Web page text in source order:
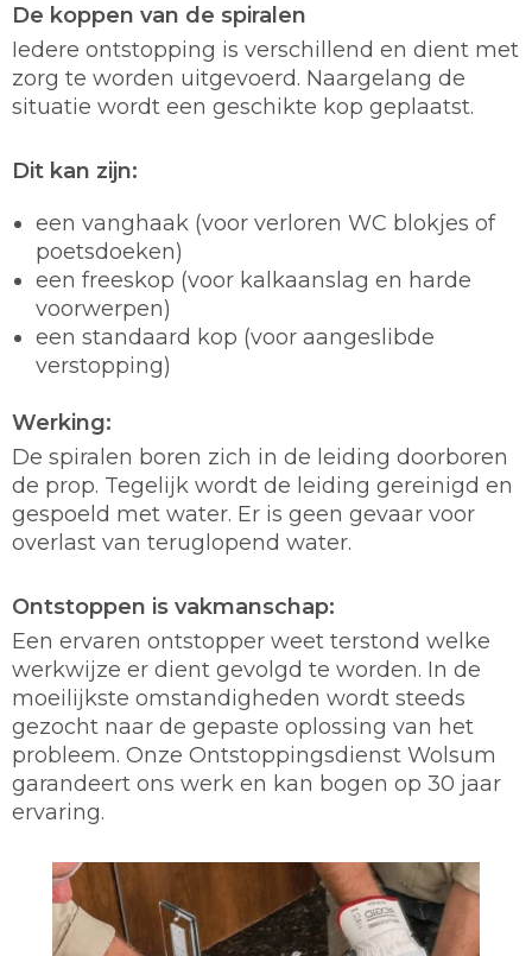
De koppen van de spiralen
Iedere ontstopping is verschillend en dient met
zorg te worden uitgevoerd. Naargelang de
situatie wordt een geschikte kop geplaatst.
Dit kan zijn:
een vanghaak (voor verloren WC blokjes of
poetsdoeken)
een freeskop (voor kalkaanslag en harde
voorwerpen)
een standaard kop (voor aangeslibde
verstopping)
Werking:
De spiralen boren zich in de leiding doorboren
de prop. Tegelijk wordt de leiding gereinigd en
gespoeld met water. Er is geen gevaar voor
overlast van teruglopend water.
Ontstoppen is vakmanschap:
Een ervaren ontstopper weet terstond welke
werkwijze er dient gevolgd te worden. In de
moeilijkste omstandigheden wordt steeds
gezocht naar de gepaste oplossing van het
probleem. Onze Ontstoppingsdienst Wolsum
garandeert ons werk en kan bogen op 30 jaar
ervaring.